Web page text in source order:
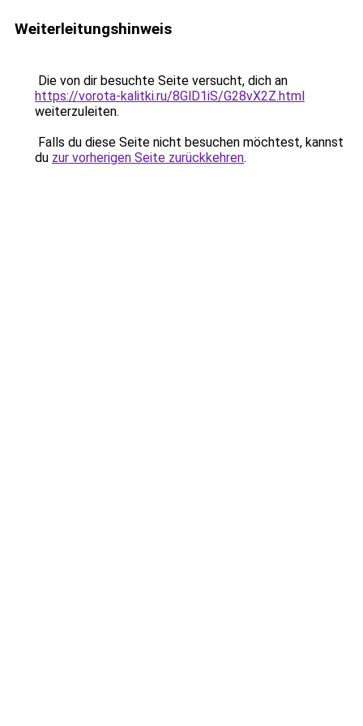
Weiterleitungshinweis
Die von dir besuchte Seite versucht, dich an
https://vorota-kalitki.ru/8GlD1iS/G28vX2Z.html
weiterzuleiten.
Falls du diese Seite nicht besuchen möchtest, kannst
du zur vorherigen Seite zurückkehren.